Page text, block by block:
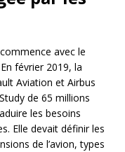
avec le
février 2019, la
Aviation et Airbus
de 65 millions
les besoins
Elle devait définir les
de l’avion, types